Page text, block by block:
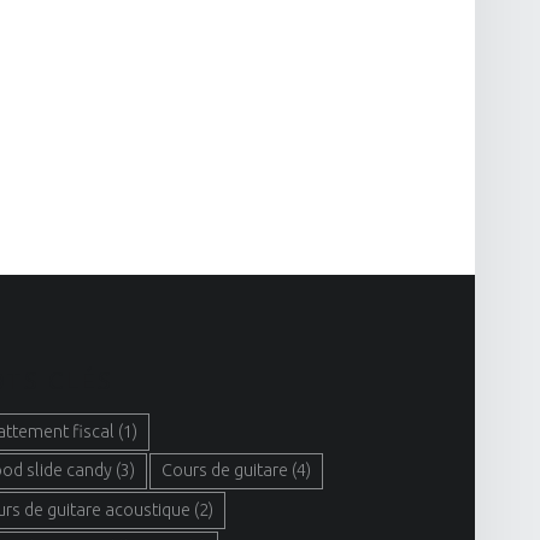
fiscal (1)
slide candy (3) Cours de guitare (4)
de guitare acoustique (2)